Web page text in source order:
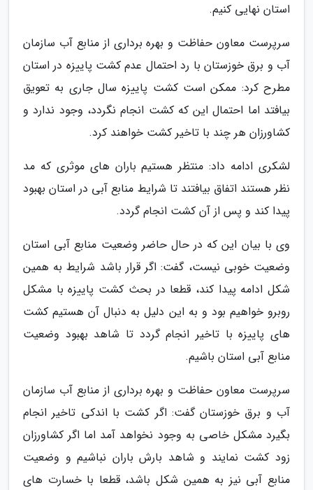
استان نهایی کنیم.
سرپرست معاون حفاظت و بهره برداری از منابع آب سازمان
آب و برق خوزستان با رد احتمال عدم کشت پاییزه در استان
مطرح کرد: ممکن است کشت پاییزه سال جاری به تعویق
بیافتد اما احتمال این که کشت انجام نگردد، وجود ندارد و
کشاورزان هر چند با تاخیر کشت خواهند کرد.
لشکری ادامه داد: منتظر هستیم باران های موثری که مد
نظر هستند اتفاق بیافتند تا شرایط منابع آبی در استان بهبود
پیدا کند و پس از آن کشت انجام گردد.
وی با بیان این که در حال حاضر وضعیت منابع آبی استان
وضعیت خوبی نیست، گفت: اگر قرار باشد شرایط به همین
شکل ادامه پیدا کند، قطعا در بحث کشت پاییزه با مشکل
روبرو خواهیم بود و به این دلیل به دنبال آن هستیم کشت
های پاییزه با تاخیر انجام گردد تا شاهد بهبود وضعیت
منابع آبی استان باشیم.
سرپرست معاون حفاظت و بهره برداری از منابع آب سازمان
آب و برق خوزستان گفت: اگر کشت با اندکی تاخیر انجام
بگیرد مشکل خاصی به وجود نخواهد آمد اما اگر کشاورزان
زود کشت نمایند و شاهد بارش باران نباشیم و وضعیت
منابع آبی نیز به همین شکل باشد، قطعا با خسارت های